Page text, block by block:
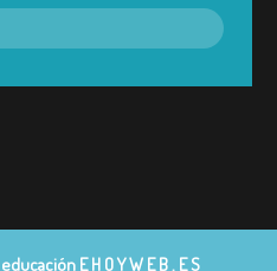
educación E H O Y W E B . E S